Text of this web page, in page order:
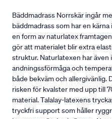
Bäddmadrass Norrskär ingår
bäddmadrass som har en
en form av naturlatex
gör att materialet blir extra
struktur. Naturlatexen har även
andningssförmåga och
både bekväm och allergivänlig.
risken för kvalster med upp till
material. Talalay-latexens
tryckfri support som håller